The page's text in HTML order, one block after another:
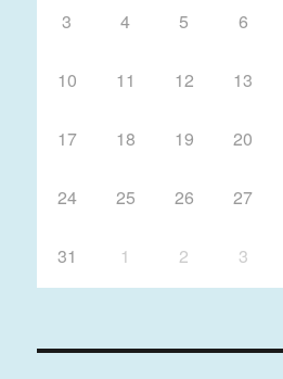
3 4 5 6
10 11 12 13
17 18 19 20
24 25 26 27
31 1 2 3